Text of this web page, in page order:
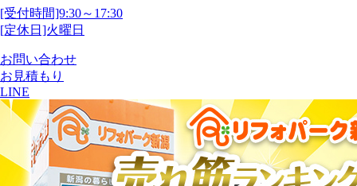
[受付時間]9:30～17:30
[定休日]火曜日
お問い合わせ
お見積もり
LINE